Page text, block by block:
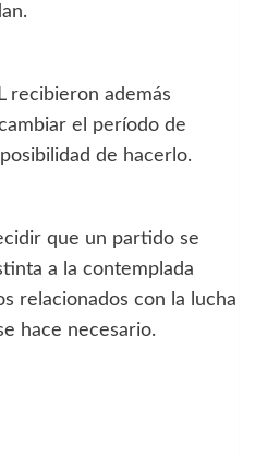
recibieron además
el período de
de hacerlo.
que un partido se
a la contemplada
relacionados con la lucha
hace necesario.